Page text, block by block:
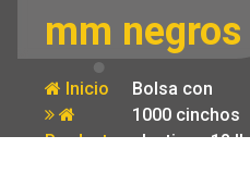
mm negros
Inicio
Producto
Bolsa con
1000 cinchos
plasticos 18 lb